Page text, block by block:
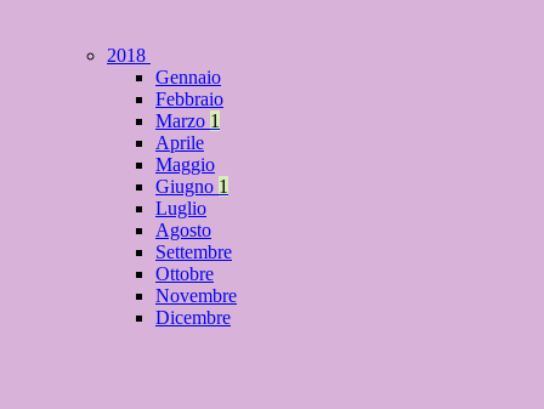
2018
Gennaio
Febbraio
Marzo 1
Aprile
Maggio
Giugno 1
Luglio
Agosto
Settembre
Ottobre
Novembre
Dicembre